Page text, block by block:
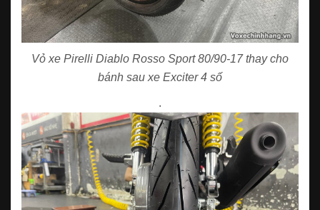
Vỏ xe Pirelli Diablo Rosso Sport 80/90-17 thay cho
bánh sau xe Exciter 4 số
.